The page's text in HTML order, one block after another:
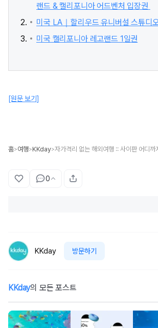
랜드 & 캘리포니아 어드벤처 입장권 ​
미국 LA｜할리우드 유니버설 스튜디
미국 캘리포니아 레고랜드 1일권
[원문 보기]
홈>여행>KKday>자가격리 없는 해외여행 :: 사이판 어디까
0
KKday 방문하기
KKday의 모든 포스트